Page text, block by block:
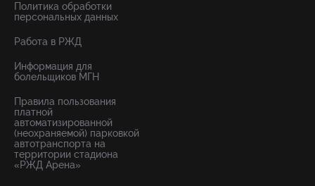
Политика обработки
персональных данных
Работа в РЖД
Информация для
болельщиков МГН
Правила пользования
платной
автоматизированной
(неохраняемой) парковкой
автотранспорта на
территории стадиона
«РЖД Арена»